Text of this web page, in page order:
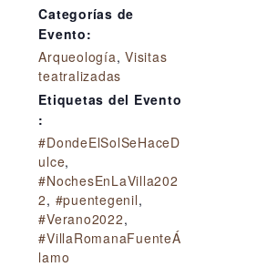
Categorías de
Evento:
Arqueología,Visitas
teatralizadas
Etiquetas del Evento
:
#DondeElSolSeHaceD
ulce,
#NochesEnLaVilla202
2, #puentegenil,
#Verano2022,
#VillaRomanaFuenteÁ
lamo